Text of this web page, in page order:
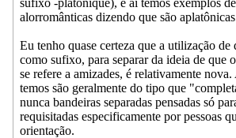
alorromânticas dizendo que são
Eu tenho quase certeza que a utilização de
como sufixo, para separar da ideia de que
se refere a amizades, é relativamente
temos são geralmente do tipo que
nunca bandeiras separadas pensadas só
requisitadas especificamente por pessoas
orientação.